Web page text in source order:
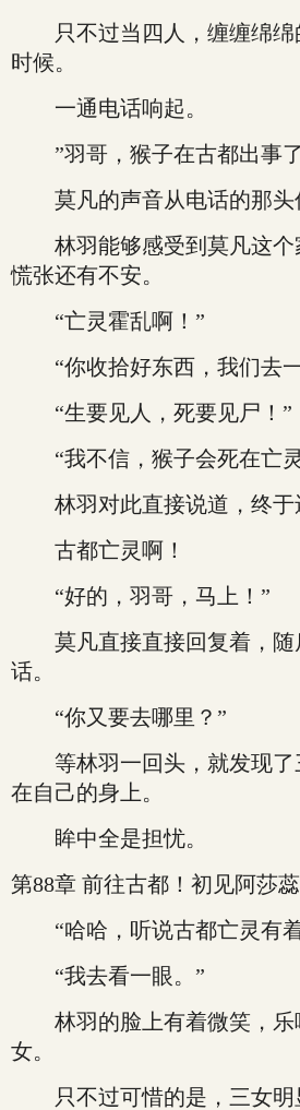
只不过当四人，缠缠绵绵
时候。
一通电话响起。
”羽哥，猴子在古都出事
莫凡的声音从电话的那头
林羽能够感受到莫凡这个
慌张还有不安。
“亡灵霍乱啊！”
“你收拾好东西，我们去
“生要见人，死要见尸！”
“我不信，猴子会死在亡
林羽对此直接说道，终于
古都亡灵啊！
“好的，羽哥，马上！”
莫凡直接直接回复着，随
话。
“你又要去哪里？”
等林羽一回头，就发现了
在自己的身上。
眸中全是担忧。
第88章 前往古都！初见阿莎
“哈哈，听说古都亡灵有
“我去看一眼。”
林羽的脸上有着微笑，乐
女。
只不过可惜的是，三女明